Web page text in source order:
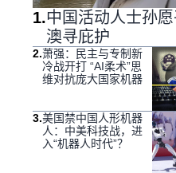
1.中国活动人士孙
澳寻庇护
2.萧强：民主与专制新
冷战开打 “AI柔术”思
维对抗庞大国家机器
3.美国禁中国人形机器
人：中美科技战，进
入“机器人时代”？